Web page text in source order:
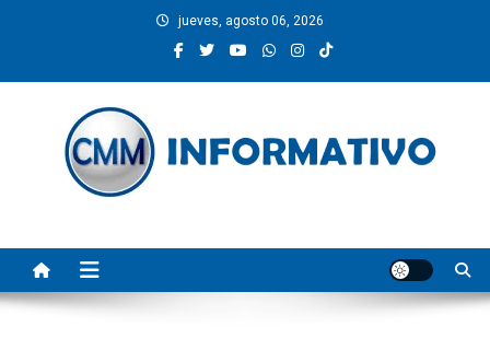
jueves, agosto 06, 2026